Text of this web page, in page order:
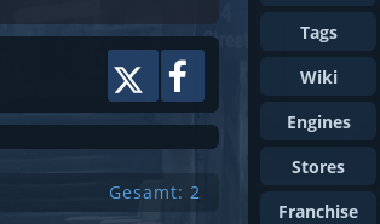
Gesamt: 2
Tags
Wiki
Engines
Stores
Franchise